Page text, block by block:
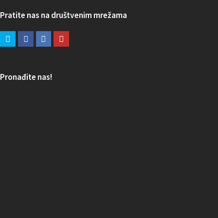
Pratite nas na društvenim mrežama
Pronađite nas!